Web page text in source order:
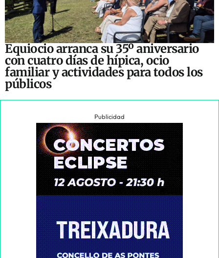
Equiocio arranca su 35º aniversario
con cuatro días de hípica, ocio
familiar y actividades para todos los
públicos
Publicidad